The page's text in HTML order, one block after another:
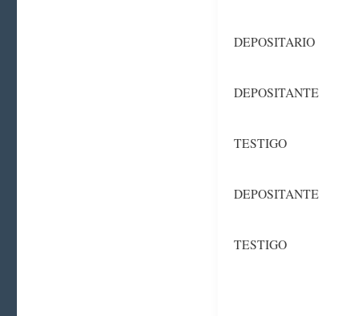
DEPOSITARIO
DEPOSITANTE
TESTIGO
DEPOSITANTE
TESTIGO